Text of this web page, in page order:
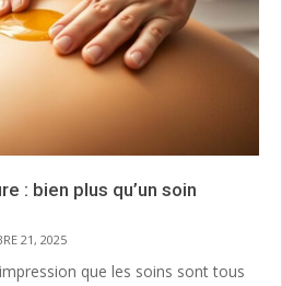
: bien plus qu’un soin
21, 2025
que les soins sont tous